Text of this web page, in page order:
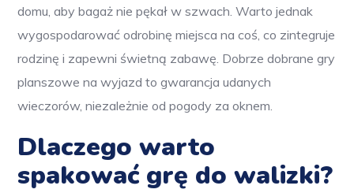
domu, aby bagaż nie pękał w szwach. Warto jednak
wygospodarować odrobinę miejsca na coś, co zintegruje
rodzinę i zapewni świetną zabawę. Dobrze dobrane gry
planszowe na wyjazd to gwarancja udanych
wieczorów, niezależnie od pogody za oknem.
Dlaczego warto
spakować grę do walizki?